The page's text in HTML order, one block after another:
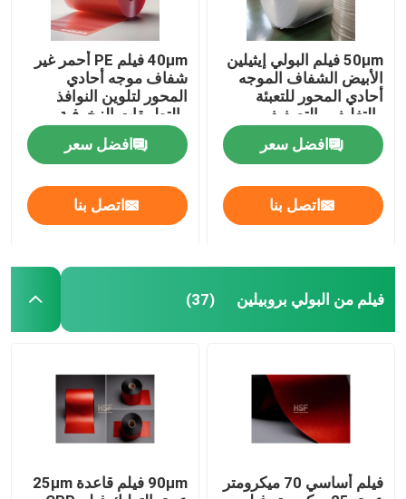
50μm فيلم البولي إيثيلين
الأبيض الشفاف الموجه
أحادي المحور للتعبئة
والتغليف والتصفيف
افضل سعر
اتصل بنا
40μm فيلم PE أحمر غير
شفاف موجه أحادي
المحور لتلوين النوافذ
والتطبيقات الزخرفية
افضل سعر
اتصل بنا
فيلم من البولي بروبيلين (37)
فيلم أساسي 70 ميكرومتر
90μm فيلم قاعدة 25μm